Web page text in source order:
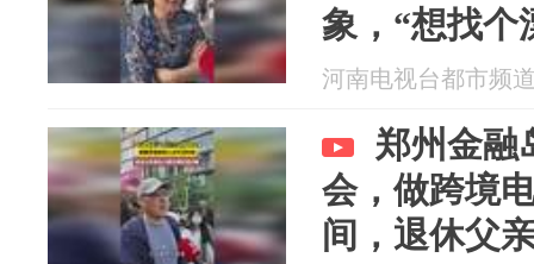
象，“想找个
不喜欢”
河南电视台都市频
郑州金融
会，做跨境
间，退休父